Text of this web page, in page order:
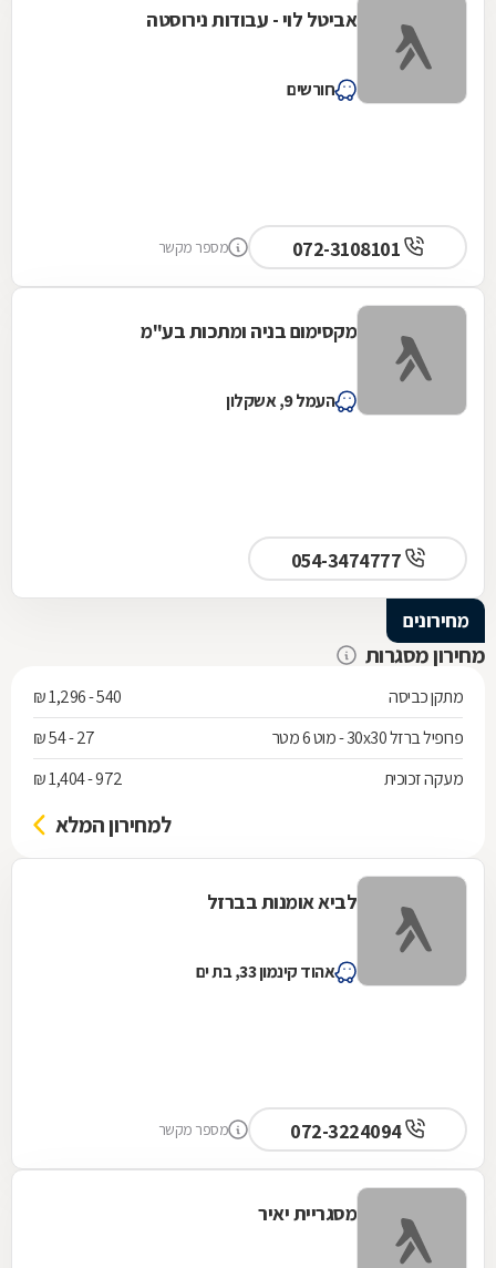
אביטל לוי - עבודות נירוסטה
חורשים
מספר מקשר
מקסימום בניה ומתכות בע"מ
העמל 9, אשקלון
מחירונים
מחירון מסגרות
מתקן כביסה
540 - 1,296 ₪
פרופיל ברזל 30x30 - מוט 6 מטר
27 - 54 ₪
מעקה זכוכית
972 - 1,404 ₪
למחירון המלא
לביא אומנות בברזל
אהוד קינמון 33, בת ים
072-3224094 מספר מקשר
מסגריית יאיר